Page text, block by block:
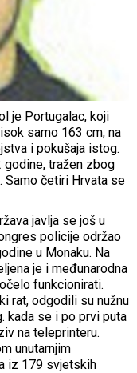
je Portugalac, koji
samo 163 cm, na
i pokušaja istog.
godine, tražen zbog
Samo četiri Hrvata se
javlja se još u
policije održao
u Monaku. Na
je i međunarodna
funkcionirati.
rat, odgodili su nužnu
kada se i po prvi puta
na teleprinteru.
unutarnjim
iz 179 svjetskih